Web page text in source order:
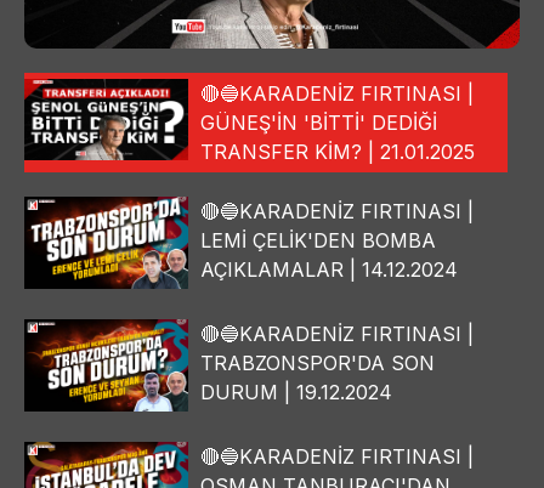
🔴🔵KARADENİZ FIRTINASI |
GÜNEŞ'İN 'BİTTİ' DEDİĞİ
TRANSFER KİM? | 21.01.2025
🔴🔵KARADENİZ FIRTINASI |
LEMİ ÇELİK'DEN BOMBA
AÇIKLAMALAR | 14.12.2024
🔴🔵KARADENİZ FIRTINASI |
TRABZONSPOR'DA SON
DURUM | 19.12.2024
🔴🔵KARADENİZ FIRTINASI |